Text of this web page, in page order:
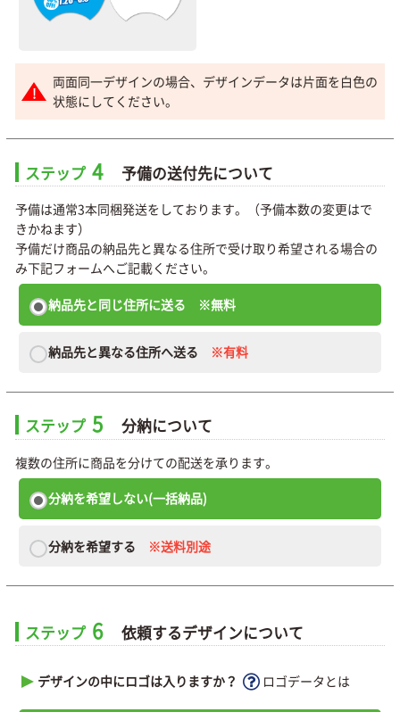
両面同一デザインの場合、デザインデータは片面を白色の
状態にしてください。
ステップ 4 予備の送付先について
予備は通常3本同梱発送をしております。（予備本数の変更はで
きかねます）
予備だけ商品の納品先と異なる住所で受け取り希望される場合の
み下記フォームへご記載ください。
納品先と同じ住所に送る ※無料
納品先と異なる住所へ送る ※有料
ステップ 5 分納について
複数の住所に商品を分けての配送を承ります。
分納を希望しない(一括納品)
分納を希望する ※送料別途
ステップ 6 依頼するデザインについて
デザインの中にロゴは入りますか？ ロゴデータとは